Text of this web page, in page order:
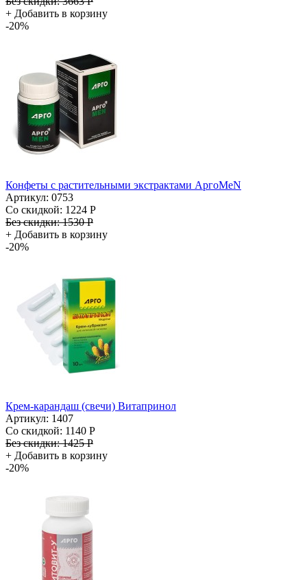
+ Добавить в корзину
-20%
Конфеты с растительными экстрактами АргоMeN
Артикул: 0753
Со скидкой: 1224 Р
Без скидки:1530 Р
+ Добавить в корзину
-20%
Крем-карандаш (свечи) Витапринол
Артикул: 1407
Со скидкой: 1140 Р
Без скидки:1425 Р
+ Добавить в корзину
-20%